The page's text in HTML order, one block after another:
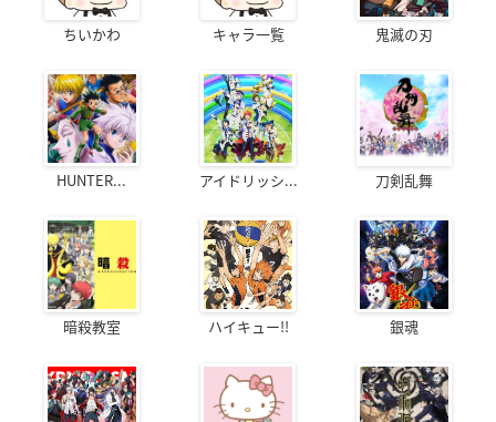
ちいかわ キャラ一覧 鬼滅の刃
HUNTER... アイドリッシ... 刀剣乱舞
暗殺教室 ハイキュー!! 銀魂